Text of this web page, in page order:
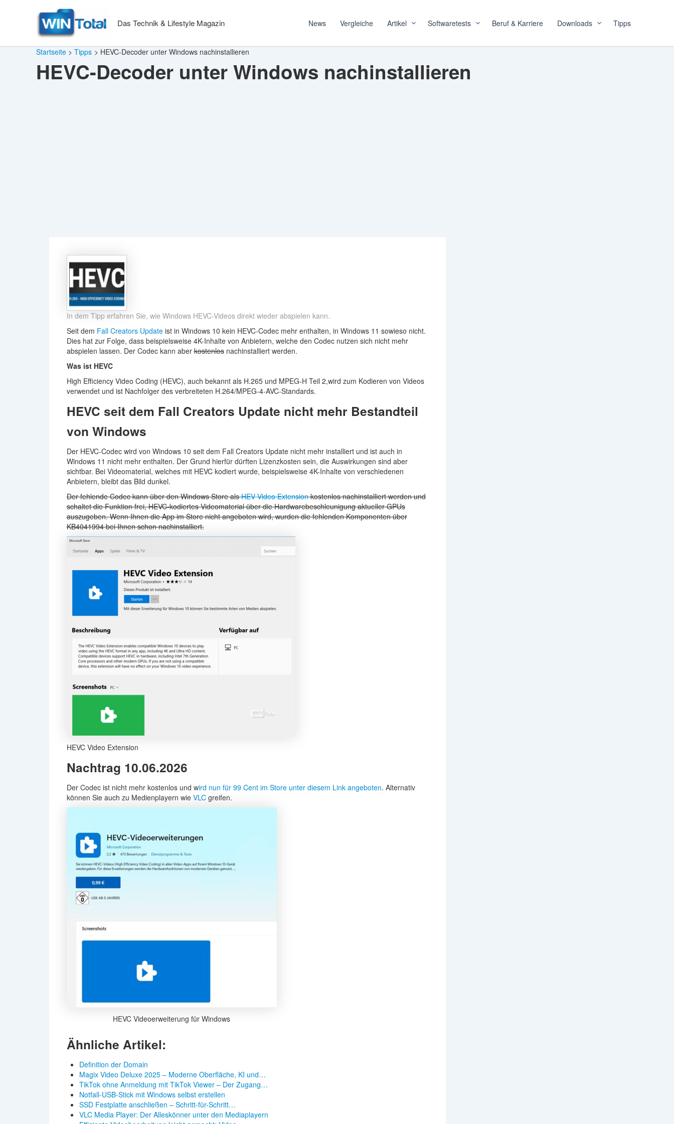
Das Technik & Lifestyle Magazin News Vergleiche Artikel Softwaretests Beruf & Karriere Downloads Tipps
Startseite Tipps HEVC-Decoder unter Windows nachinstallieren
HEVC-Decoder unter Windows nachinstallieren
In dem Tipp erfahren Sie, wie Windows HEVC-Videos direkt wieder abspielen kann.
Seit dem Fall Creators Updateist in Windows 10 kein HEVC-Codec mehr enthalten, in Windows 11 sowieso nicht.
Dies hat zur Folge, dass beispielsweise 4K-Inhalte von Anbietern, welche den Codec nutzen sich nicht mehr
abspielen lassen. Der Codec kann aberkostenlosnachinstalliert werden.
Was ist HEVC
High Efficiency Video Coding (HEVC), auch bekannt als H.265 und MPEG-H Teil 2,wird zum Kodieren von Videos
verwendet und ist Nachfolger des verbreiteten H.264/MPEG-4-AVC-Standards.
HEVC seit dem Fall Creators Update nicht mehr Bestandteil
von Windows
Der HEVC-Codec wird von Windows 10 seit dem Fall Creators Update nicht mehr installiert und ist auch in
Windows 11 nicht mehr enthalten. Der Grund hierfür dürften Lizenzkosten sein, die Auswirkungen sind aber
sichtbar. Bei Videomaterial, welches mit HEVC kodiert wurde, beispielsweise 4K-Inhalte von verschiedenen
Anbietern, bleibt das Bild dunkel.
Der fehlende Codec kann über den Windows Store alsHEV Video Extensionkostenlos nachinstalliert werden und
schaltet die Funktion frei, HEVC-kodiertes Videomaterial über die Hardwarebeschleunigung aktueller GPUs
auszugeben. Wenn Ihnen die App im Store nicht angeboten wird, wurden die fehlenden Komponenten über
KB4041994 bei Ihnen schon nachinstalliert.
HEVC Video Extension
Nachtrag 10.06.2026
Der Codec ist nicht mehr kostenlos und wird nun für 99 Cent im Store unter diesem Link angeboten. Alternativ
können Sie auch zu Medienplayern wie VLCgreifen.
HEVC Videoerweiterung für Windows
Ähnliche Artikel:
Definition der Domain
Magix Video Deluxe 2025 – Moderne Oberfläche, KI und…
TikTok ohne Anmeldung mit TikTok Viewer – Der Zugang…
Notfall-USB-Stick mit Windows selbst erstellen
SSD Festplatte anschließen – Schritt-für-Schritt…
VLC Media Player: Der Alleskönner unter den Mediaplayern